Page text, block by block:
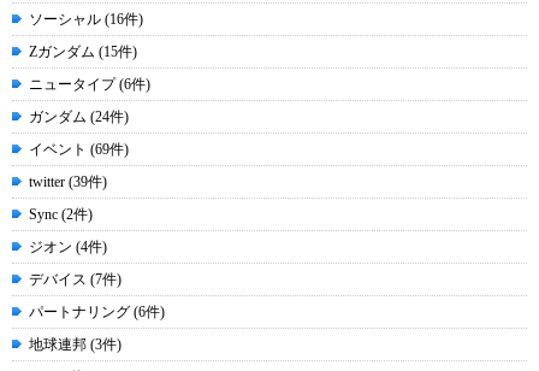
ソーシャル (16件)
Zガンダム (15件)
ニュータイプ (6件)
ガンダム (24件)
イベント (69件)
twitter (39件)
Sync (2件)
ジオン (4件)
デバイス (7件)
パートナリング (6件)
地球連邦 (3件)